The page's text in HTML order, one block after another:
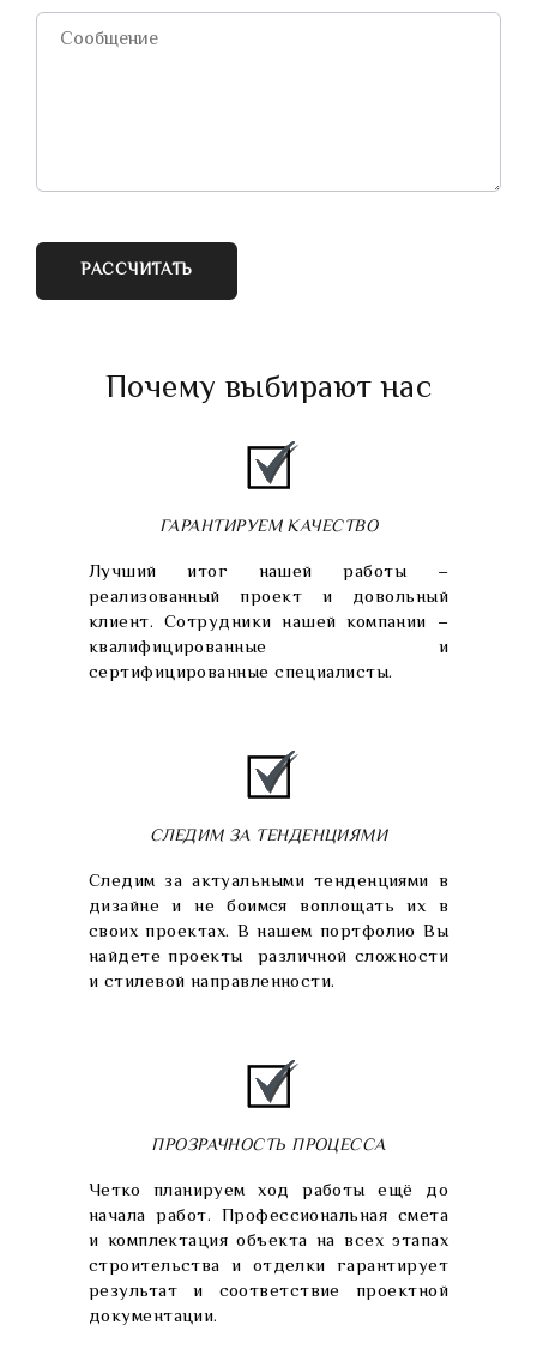
РАССЧИТАТЬ
Почему выбирают нас
ГАРАНТИРУЕМ КАЧЕСТВО
Лучший итог нашей работы –
реализованный проект и довольный
клиент. Сотрудники нашей компании –
квалифицированные и
сертифицированные специалисты.
СЛЕДИМ ЗА ТЕНДЕНЦИЯМИ
Следим за актуальными тенденциями в
дизайне и не боимся воплощать их в
своих проектах. В нашем портфолио Вы
найдете проекты различной сложности
и стилевой направленности.
ПРОЗРАЧНОСТЬ ПРОЦЕССА
Четко планируем ход работы ещё до
начала работ. Профессиональная смета
и комплектация объекта на всех этапах
строительства и отделки гарантирует
результат и соответствие проектной
документации.